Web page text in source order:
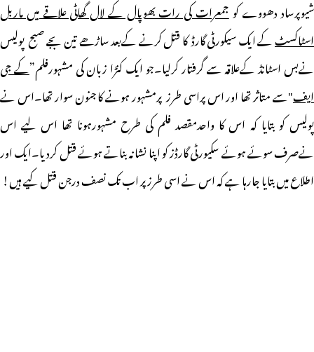
شیوپرساد دھووے کوجمعرات کی رات بھوپال کے لال گھاٹی علاقے میں ماربل
اسٹاکسٹکے ایک سیکورٹی گارڈ کا قتل کرنے کےبعد ساڑھے تین بجے صبح پولیس
نےبس اسٹانڈ کےعلاقہ سے گرفتار کرلیا۔جو ایک کنڑا زبان کی مشہورفلم”کے جی
ایف"سے متاثر تھا اور اس پراسی طرز پرمشہور ہونے کا جنون سوار تھا۔اس نے
پولیس کو بتایا کہ اس کا واحدمقصد فلم کی طرح مشہورہونا تھا اس لیے اس
نےصرف سوئے ہوئے سکیورٹی گارڈز کو اپنا نشانہ بناتے ہوئے قتل کردیا۔ایک اور
اطلاع میں بتایا جارہا ہے کہ اس نے اسی طرز پر اب تک نصف درجن قتل کیے ہیں!